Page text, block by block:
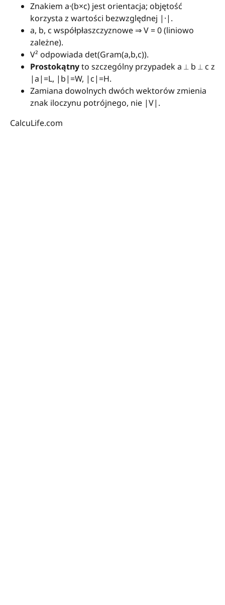
Znakiem a·(b×c) jest orientacja; objętość
korzysta z wartości bezwzględnej |·|.
a, b, c współpłaszczyznowe ⇒ V = 0 (liniowo
zależne).
V² odpowiada det(Gram(a,b,c)).
Prostokątnyto szczególny przypadek a ⟂ b ⟂ c z
|a|=L, |b|=W, |c|=H.
Zamiana dowolnych dwóch wektorów zmienia
znak iloczynu potrójnego, nie |V|.
CalcuLife.com